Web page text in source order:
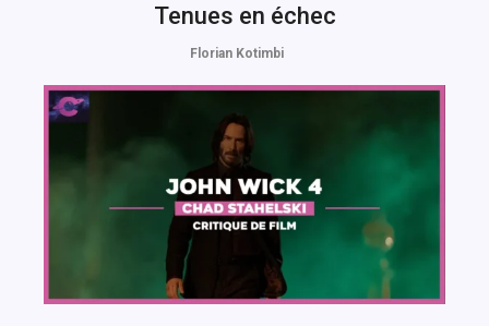
Tenues en échec
Florian Kotimbi